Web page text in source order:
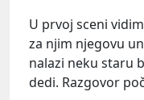
U prvoj sceni
za njim njegovu
nalazi neku staru
dedi. Razgovor